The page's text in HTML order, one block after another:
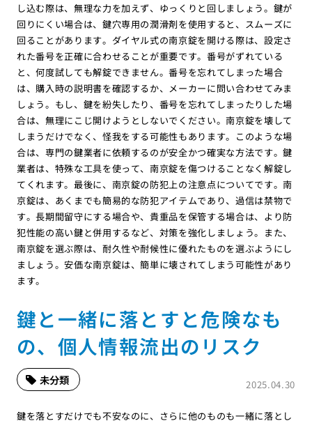
し込む際は、無理な力を加えず、ゆっくりと回しましょう。鍵が
回りにくい場合は、鍵穴専用の潤滑剤を使用すると、スムーズに
回ることがあります。ダイヤル式の南京錠を開ける際は、設定さ
れた番号を正確に合わせることが重要です。番号がずれている
と、何度試しても解錠できません。番号を忘れてしまった場合
は、購入時の説明書を確認するか、メーカーに問い合わせてみま
しょう。もし、鍵を紛失したり、番号を忘れてしまったりした場
合は、無理にこじ開けようとしないでください。南京錠を壊して
しまうだけでなく、怪我をする可能性もあります。このような場
合は、専門の鍵業者に依頼するのが安全かつ確実な方法です。鍵
業者は、特殊な工具を使って、南京錠を傷つけることなく解錠し
てくれます。最後に、南京錠の防犯上の注意点についてです。南
京錠は、あくまでも簡易的な防犯アイテムであり、過信は禁物で
す。長期間留守にする場合や、貴重品を保管する場合は、より防
犯性能の高い鍵と併用するなど、対策を強化しましょう。また、
南京錠を選ぶ際は、耐久性や耐候性に優れたものを選ぶようにし
ましょう。安価な南京錠は、簡単に壊されてしまう可能性があり
ます。
鍵と一緒に落とすと危険なも
の、個人情報流出のリスク
2025.04.30
未分類
鍵を落とすだけでも不安なのに、さらに他のものも一緒に落とし